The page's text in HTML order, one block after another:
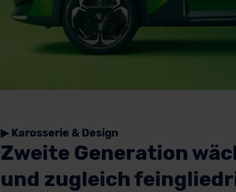
▶ Karosserie & Design
Zweite Generation
und zugleich